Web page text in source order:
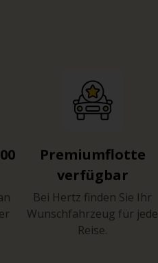
Premiumflotte
verfügbar
Bei Hertz finden Sie Ihr
Wunschfahrzeug für jede
Reise.